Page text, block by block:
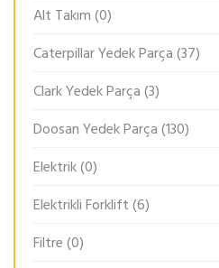
Alt Takım(0)
Caterpillar Yedek Parça(37)
Clark Yedek Parça(3)
Doosan Yedek Parça(130)
Elektrik(0)
Elektrikli Forklift(6)
Filtre(0)